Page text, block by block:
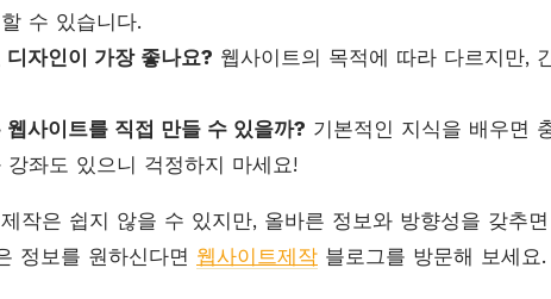
수 있습니다.
디자인이 가장 좋나요? 웹사이트의 목적에 따라 다르지만,
웹사이트를 직접 만들 수 있을까? 기본적인 지식을 배우면
강좌도 있으니 걱정하지 마세요!
작은 쉽지 않을 수 있지만, 올바른 정보와 방향성을 갖추
정보를 원하신다면 웹사이트제작 블로그를 방문해 보세요.